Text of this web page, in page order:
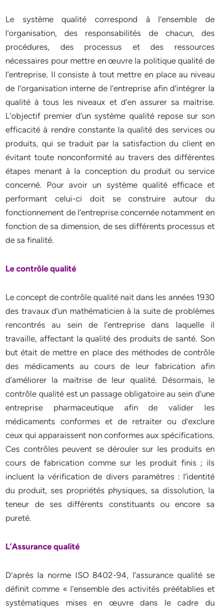
Le système qualité correspond à l’ensemble de
l’organisation, des responsabilités de chacun, des
procédures, des processus et des ressources
nécessaires pour mettre en œuvre la politique qualité de
l’entreprise. Il consiste à tout mettre en place au niveau
de l’organisation interne de l’entreprise afin d’intégrer la
qualité à tous les niveaux et d’en assurer sa maitrise.
L’objectif premier d’un système qualité repose sur son
efficacité à rendre constante la qualité des services ou
produits, qui se traduit par la satisfaction du client en
évitant toute nonconformité au travers des différentes
étapes menant à la conception du produit ou service
concerné. Pour avoir un système qualité efficace et
performant celui-ci doit se construire autour du
fonctionnement de l’entreprise concernée notamment en
fonction de sa dimension, de ses différents processus et
de sa finalité.
Le contrôle qualité
Le concept de contrôle qualité nait dans les années 1930
des travaux d’un mathématicien à la suite de problèmes
rencontrés au sein de l’entreprise dans laquelle il
travaille, affectant la qualité des produits de santé. Son
but était de mettre en place des méthodes de contrôle
des médicaments au cours de leur fabrication afin
d’améliorer la maitrise de leur qualité. Désormais, le
contrôle qualité est un passage obligatoire au sein d’une
entreprise pharmaceutique afin de valider les
médicaments conformes et de retraiter ou d’exclure
ceux qui apparaissent non conformes aux spécifications.
Ces contrôles peuvent se dérouler sur les produits en
cours de fabrication comme sur les produit finis ; ils
incluent la vérification de divers paramètres : l’identité
du produit, ses propriétés physiques, sa dissolution, la
teneur de ses différents constituants ou encore sa
pureté.
L’Assurance qualité
D’après la norme ISO 8402-94, l’assurance qualité se
définit comme « l’ensemble des activités préétablies et
systématiques mises en œuvre dans le cadre du